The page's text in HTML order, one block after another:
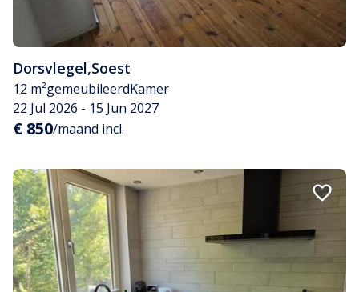
Dorsvlegel,Soest
12 m²gemeubileerdKamer
22 Jul 2026 - 15 Jun 2027
€ 850/maand incl.